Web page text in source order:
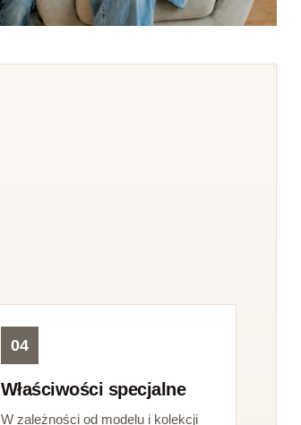
04
Właściwości specjalne
W zależności od modelu i kolekcji